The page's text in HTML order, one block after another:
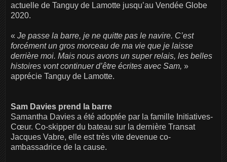
actuelle de Tanguy de Lamotte jusqu’au Vendée Globe
2020.
« Je passe la barre, je ne quitte pas le navire. C’est
forcément un gros morceau de ma vie que je laisse
derrière moi. Mais nous avons un super relais, les belles
histoires vont continuer d’être écrites avec Sam, »
apprécie Tanguy de Lamotte.
Sam Davies prend la barre
Samantha Davies a été adoptée par la famille Initiatives-
Cœur. Co-skipper du bateau sur la dernière Transat
Jacques Vabre, elle est très vite devenue co-
ambassadrice de la cause.